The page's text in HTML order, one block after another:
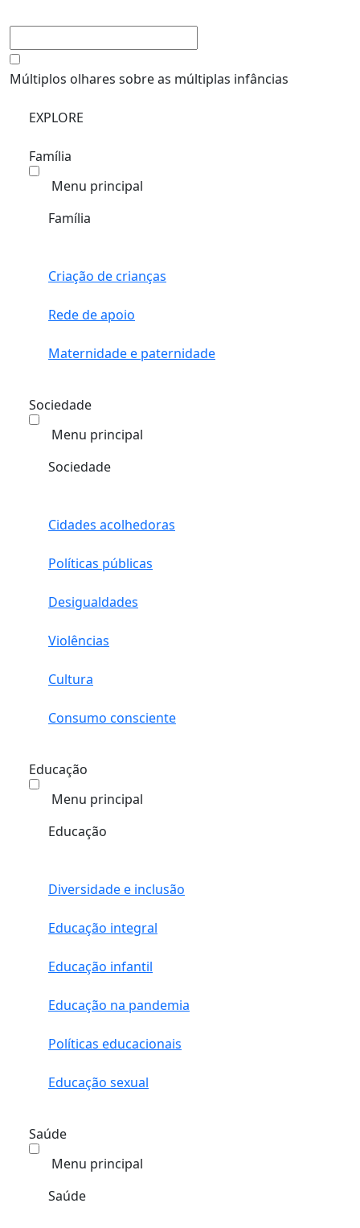
Múltiplos olhares sobre as múltiplas infâncias
EXPLORE
Família
Menu principal
Família
Criação de crianças
Rede de apoio
Maternidade e paternidade
Sociedade
Menu principal
Sociedade
Cidades acolhedoras
Políticas públicas
Desigualdades
Violências
Cultura
Consumo consciente
Educação
Menu principal
Educação
Diversidade e inclusão
Educação integral
Educação infantil
Educação na pandemia
Políticas educacionais
Educação sexual
Saúde
Menu principal
Saúde